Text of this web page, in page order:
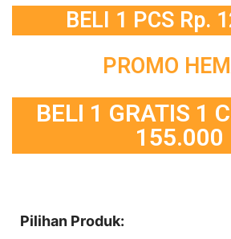
BELI 1 PCS Rp.
PROMO
BELI 1 GRATIS 1
155.000
Pilihan Produk: